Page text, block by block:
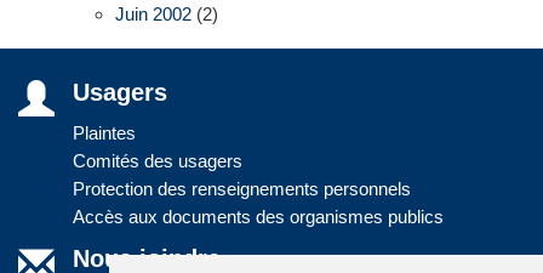
Juin 2002 (2)
Usagers
Plaintes
Comités des usagers
Protection des renseignements personnels
Accès aux documents des organismes publics
Nous joindre